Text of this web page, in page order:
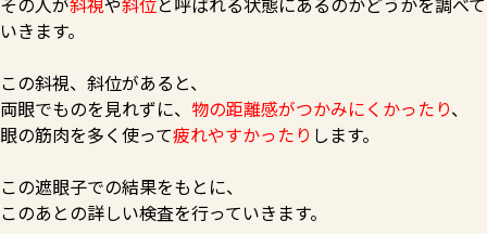
いきます。
この斜視、斜位があると、
両眼でものを見れずに、 物の距離感がつかみにくかったり、
眼の筋肉を多く使って疲れやすかったり します。
この遮眼子での結果をもとに、
このあとの詳しい検査を行っていきます。